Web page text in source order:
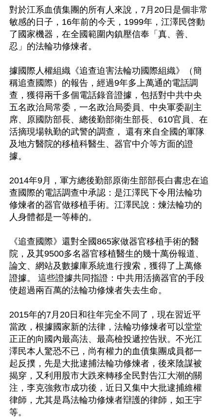
對於江系血債集團的所有人來說，7月20日是個非常
敏感的日子，16年前的今天，1999年，江澤民啓動
了國家機器，在全國範圍內鎮壓信奉「真、善、
忍」的法輪功修煉者。
據國際人權組織《追查迫害法輪功國際組織》（簡
稱追查國際）的報告，經過9年多上萬通的電話調
查，獲得兩千多個電話錄音證據，包括對中共中央
五名政治局常委，一名政治局委員、中央軍委副主
席、原國防部長、總後勤部衛生部長、610官員、在
活摘現場執勤的武警的調查， 還有來自全國的軍隊
及地方醫院的移植科醫生、器官中介等方面的證
據。
2014年9月，軍方總後勤部原衛生部部長白書忠在追
查國際的電話調查中承認：是江澤民下令用法輪功
修煉者的器官做移植手術。江澤民說：煉法輪功的
人身體都是一等棒的。
《追查國際》還對全國865家做器官移植手術的醫
院，及其9500多名器官移植醫生的幾十萬份報道、
論文、網站及數據庫系統進行搜索，獲得了上萬條
證據。 這些證據共同指證：中共用活摘器官的手段
使超過兩百萬的法輪功修煉者失去生命。
2015年的7月20日和往年完全不同了，現在習近平
當政，根據國家新的法律，法輪功修煉者可以堂堂
正正的向國內最高法、最高檢投遞控告狀。不光江
澤民本人驚恐不已，尚有權力的血債集團成員都一
起反撲，先是大批逮捕法輪功修煉者，後來陰謀被
揭穿，又利用股市大跌來轉移全民對告江大潮的關
注，李克強救市成功後，近日又集中大批逮捕維權
律師，尤其是爲法輪功修煉者辯護的律師，如王宇
等。